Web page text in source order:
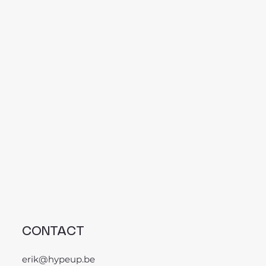
CONTACT
erik@hypeup.be